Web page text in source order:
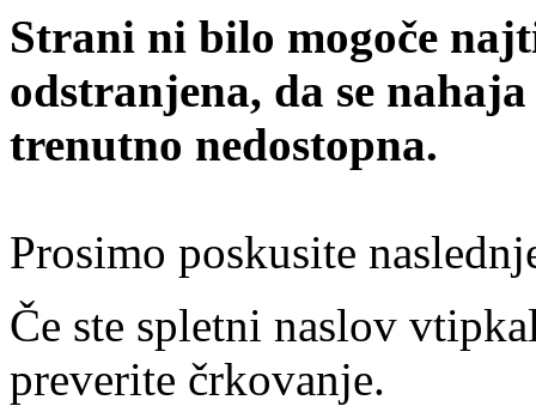
Strani ni bilo mogoče
odstranjena, da se
trenutno nedostopna.
Prosimo poskusite
Če ste spletni naslov
preverite črkovanje.